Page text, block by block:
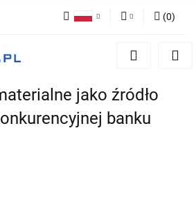
Zaloguj się
Dodaj zgłoszenie
Zgody cookies
(0)
jako źródło
banku